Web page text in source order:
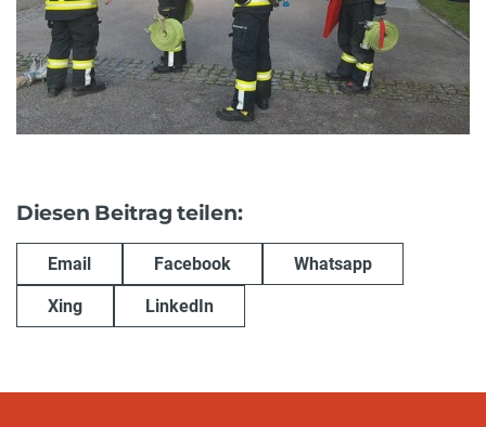
Diesen Beitrag teilen:
Email Facebook Whatsapp
Xing LinkedIn